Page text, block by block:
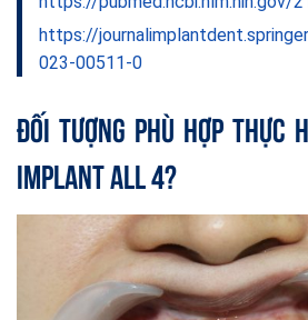
https://
023-00511-0
Đối tượng phù hợp thực
Implant All 4?